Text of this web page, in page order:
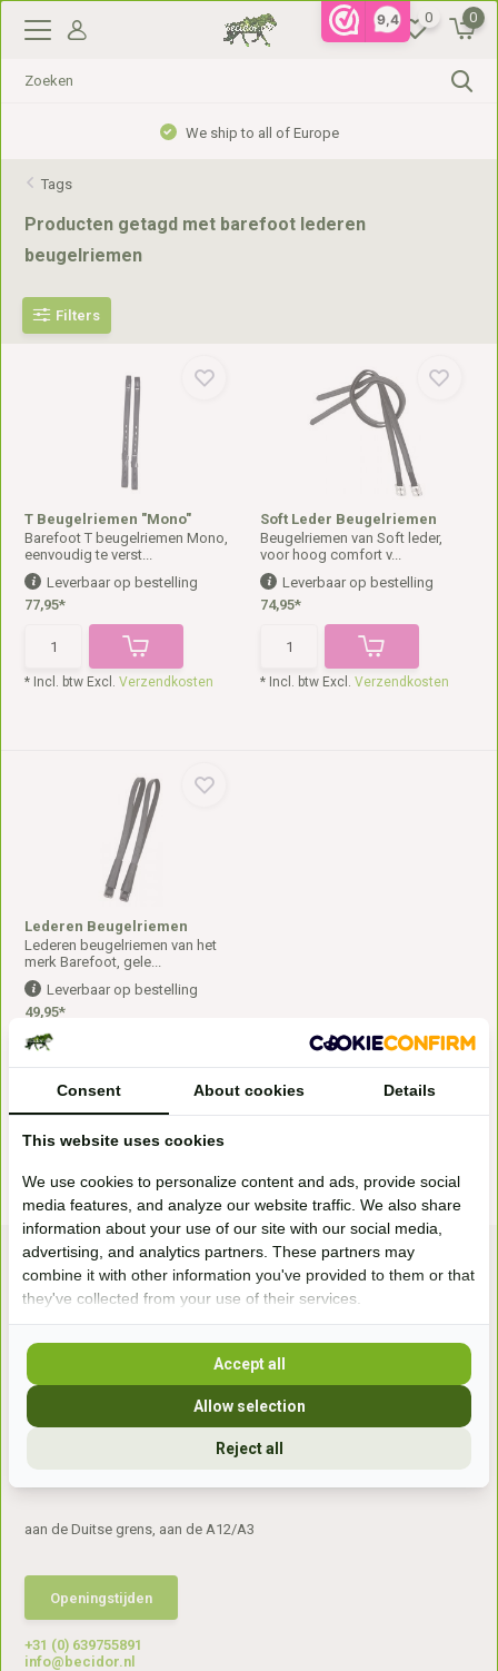
9,4 0 0
We ship to all of Europe
Tags
Producten getagd met barefoot lederen
beugelriemen
Filters
T Beugelriemen "Mono"
Barefoot T beugelriemen Mono,
eenvoudig te verst...
Leverbaar op bestelling
77,95*
* Incl. btw Excl.Verzendkosten
Soft Leder Beugelriemen
Beugelriemen van Soft leder,
voor hoog comfort v...
Leverbaar op bestelling
74,95*
* Incl. btw Excl. Verzendkosten
Lederen Beugelriemen
Lederen beugelriemen van het
merk Barefoot, gele...
Leverbaar op bestelling
49,95*
* Incl. btw Excl.Verzendkosten
Bezoek onze
Handelsweg 6a
7041gx 's-Heerenberg
aan de Duitse grens, aan de A12/A3
Openingstijden
+31 (0) 639755891
info@becidor.nl
Consent About cookies Details
This website uses cookies
We use cookies to personalize content and ads, provide social
media features, and analyze our website traffic. We also share
information about your use of our site with our social media,
advertising, and analytics partners. These partners may
combine it with other information you've provided to them or that
they've collected from your use of their services.
Reject all
Allow selection
Accept all